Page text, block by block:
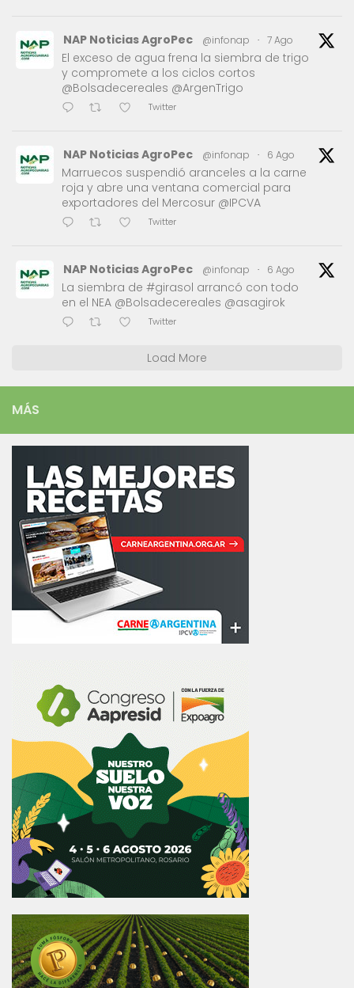
NAP Noticias AgroPec @infonap · 7 Ago
El exceso de agua frena la siembra de trigo
y compromete a los ciclos cortos
@Bolsadecereales @ArgenTrigo
Twitter
NAP Noticias AgroPec @infonap · 6 Ago
Marruecos suspendió aranceles a la carne
roja y abre una ventana comercial para
exportadores del Mercosur @IPCVA
Twitter
NAP Noticias AgroPec @infonap · 6 Ago
La siembra de #girasol arrancó con todo
en el NEA @Bolsadecereales @asagirok
Twitter
Load More
MÁS